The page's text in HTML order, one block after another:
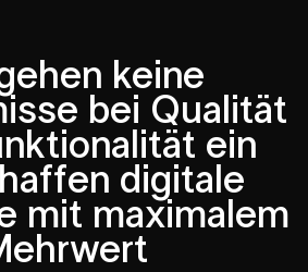
keine
bei Qualität
ein
digitale
mit maximalem